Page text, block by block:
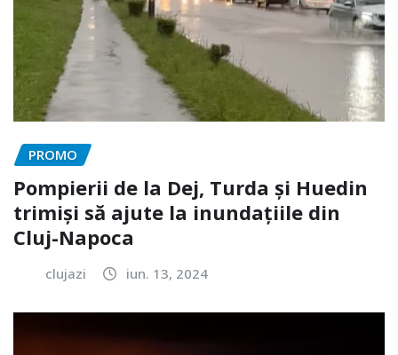
PROMO
Pompierii de la Dej, Turda și Huedin
trimiși să ajute la inundațiile din
Cluj-Napoca
clujazi iun. 13, 2024